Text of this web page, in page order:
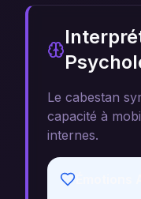
Le cabestan
capacité à
internes.